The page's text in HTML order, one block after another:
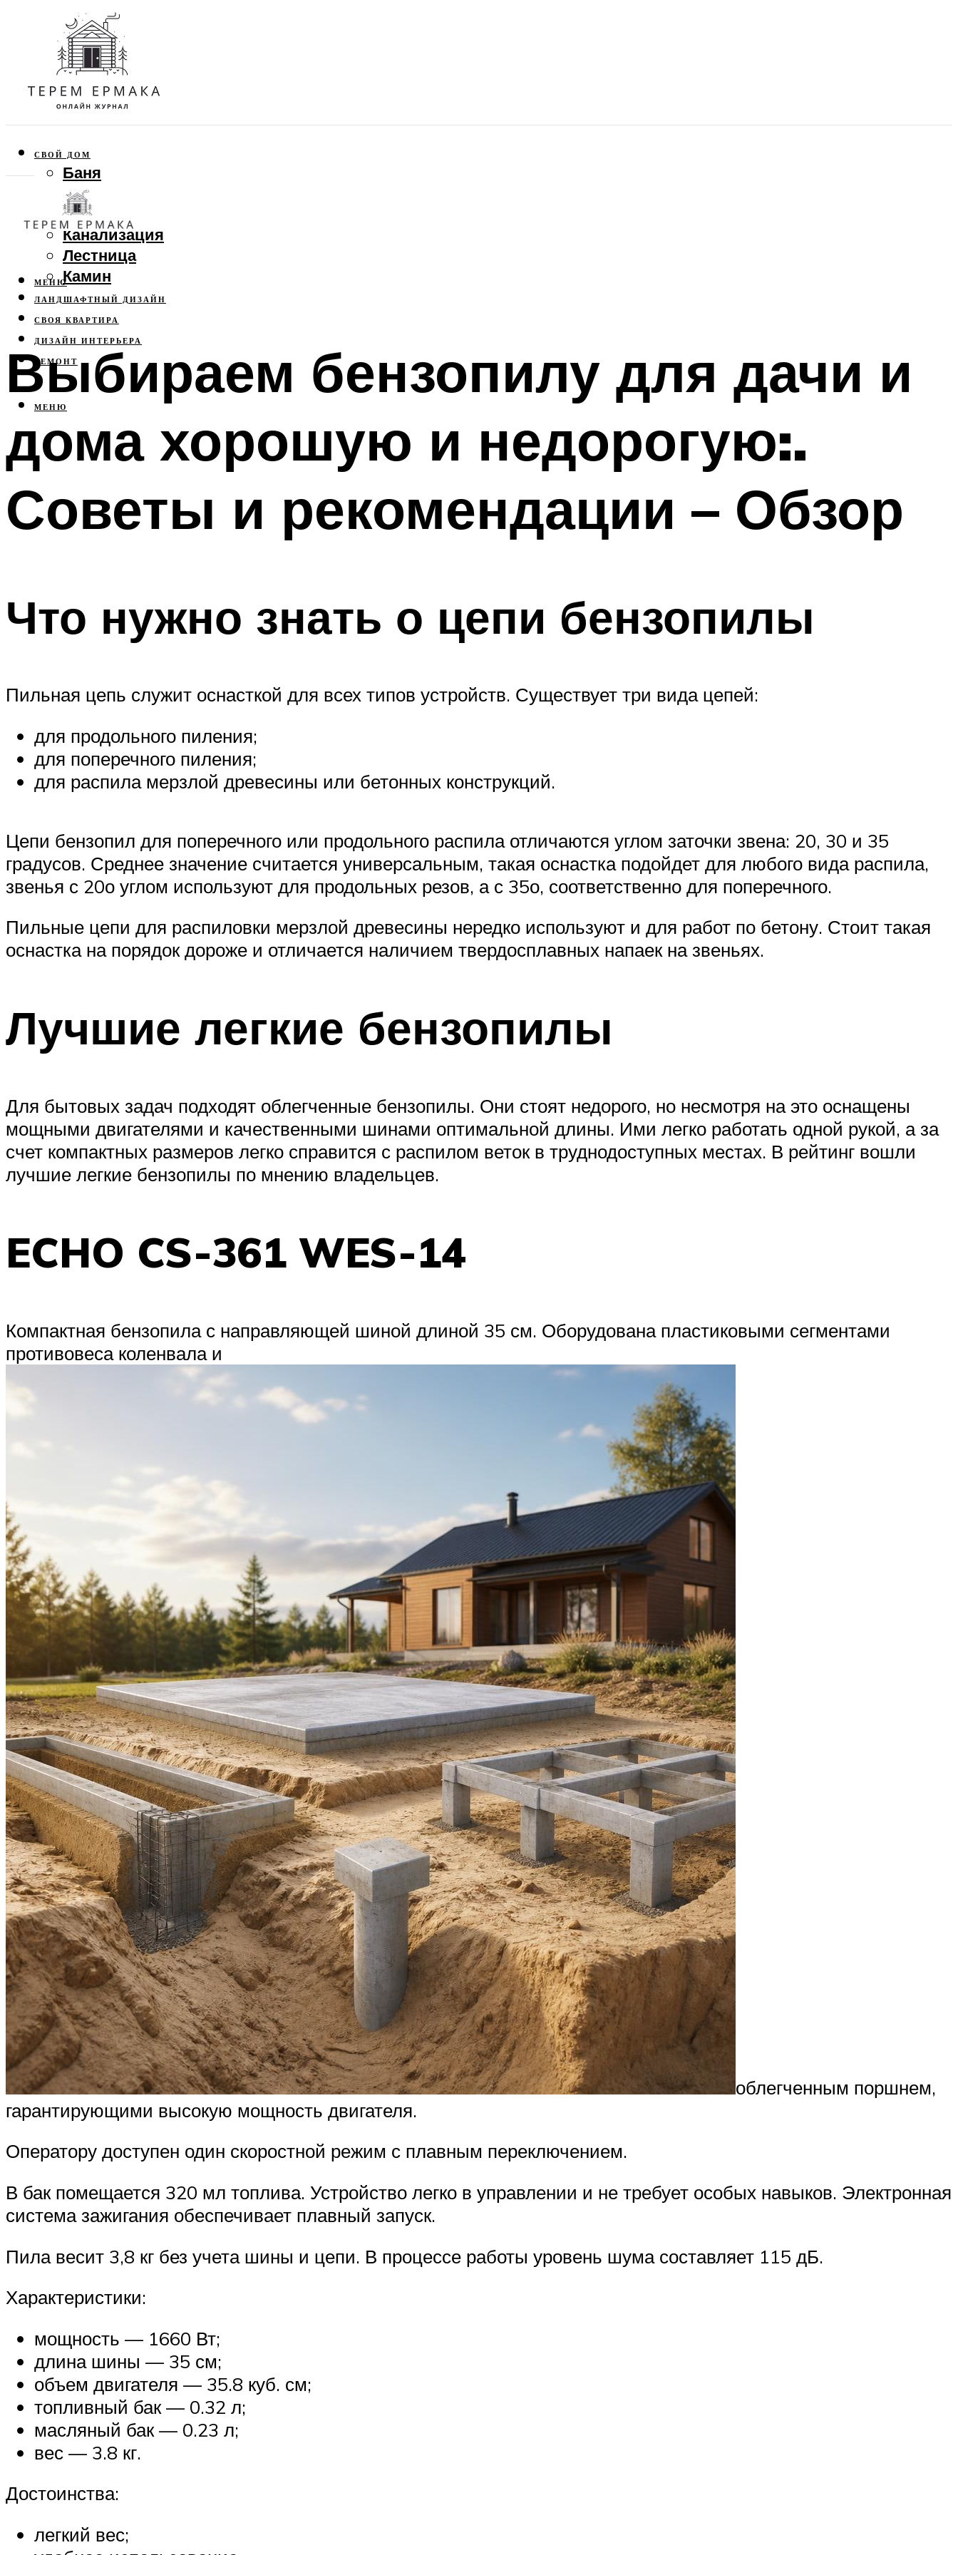
СВОЙ ДОМ
Баня
Веранда
Забор
Канализация
Лестница
Камин
ЛАНДШАФТНЫЙ ДИЗАЙН
СВОЯ КВАРТИРА
ДИЗАЙН ИНТЕРЬЕРА
РЕМОНТ
МЕНЮ
МЕНЮ
Выбираем бензопилу для дачи и
дома хорошую и недорогую:.
Советы и рекомендации – Обзор
Что нужно знать о цепи бензопилы
Пильная цепь служит оснасткой для всех типов устройств. Существует три вида цепей:
для продольного пиления;
для поперечного пиления;
для распила мерзлой древесины или бетонных конструкций.
Цепи бензопил для поперечного или продольного распила отличаются углом заточки звена: 20, 30 и 35
градусов. Среднее значение считается универсальным, такая оснастка подойдет для любого вида распила,
звенья с 20о углом используют для продольных резов, а с 35о, соответственно для поперечного.
Пильные цепи для распиловки мерзлой древесины нередко используют и для работ по бетону. Стоит такая
оснастка на порядок дороже и отличается наличием твердосплавных напаек на звеньях.
Лучшие легкие бензопилы
Для бытовых задач подходят облегченные бензопилы. Они стоят недорого, но несмотря на это оснащены
мощными двигателями и качественными шинами оптимальной длины. Ими легко работать одной рукой, а за
счет компактных размеров легко справится с распилом веток в труднодоступных местах. В рейтинг вошли
лучшие легкие бензопилы по мнению владельцев.
ECHO CS-361 WES-14
Компактная бензопила с направляющей шиной длиной 35 см. Оборудована пластиковыми сегментами
противовеса коленвала и
облегченным поршнем,
гарантирующими высокую мощность двигателя.
Оператору доступен один скоростной режим с плавным переключением.
В бак помещается 320 мл топлива. Устройство легко в управлении и не требует особых навыков. Электронная
система зажигания обеспечивает плавный запуск.
Пила весит 3,8 кг без учета шины и цепи. В процессе работы уровень шума составляет 115 дБ.
Характеристики:
мощность — 1660 Вт;
длина шины — 35 см;
объем двигателя — 35.8 куб. см;
топливный бак — 0.32 л;
масляный бак — 0.23 л;
вес — 3.8 кг.
Достоинства:
легкий вес;